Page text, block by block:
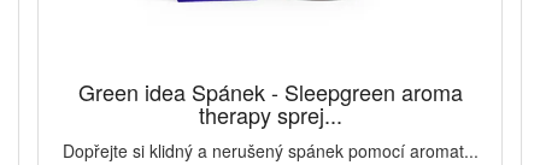
Green idea Spánek - Sleepgreen aroma
therapy sprej...
Dopřejte si klidný a nerušený spánek pomocí aromat...